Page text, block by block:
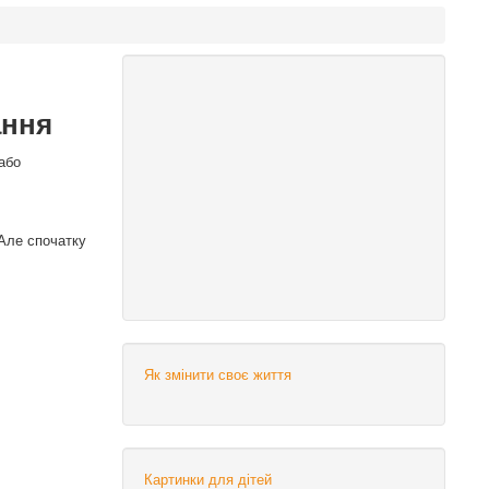
спочатку
Як змінити своє життя
Картинки для дітей